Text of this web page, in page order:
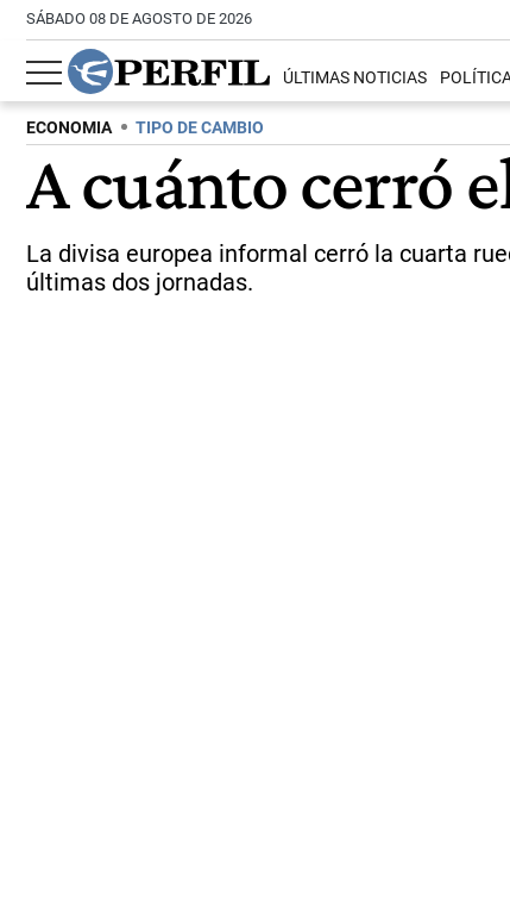
SÁBADO 08 DE AGOSTO DE 2026
ÚLTIMAS NOTICIAS
ECONOMIA TIPO DE CAMBIO
A cuánto cerró
La divisa europea informal cerró la cuarta
últimas dos jornadas.